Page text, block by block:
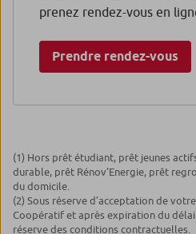
prenez rendez-vous en
Prendre rendez-vous
(1) Hors prêt étudiant, prêt jeunes
durable, prêt Rénov’Energie, prêt
du domicile.
(2) Sous réserve d’acceptation de
Coopératif et après expiration du
réserve des conditions contractuelles.